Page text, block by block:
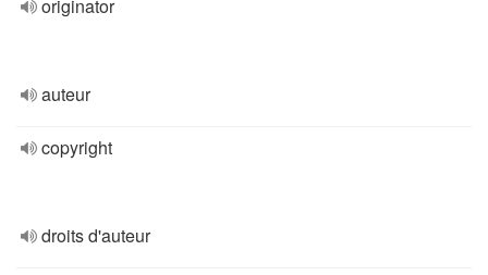
originator
auteur
copyright
droits d'auteur